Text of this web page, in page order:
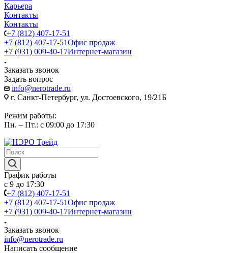
Карьера
Контакты
Контакты
+7 (812) 407-17-51
+7 (812) 407-17-51Офис продаж
+7 (931) 009-40-17Интернет-магазин
Заказать звонок
Задать вопрос
info@nerotrade.ru
г. Санкт-Петербург, ул. Достоевского, 19/21Б
Режим работы:
Пн. – Пт.: с 09:00 до 17:30
График работы
с 9 до 17:30
+7 (812) 407-17-51
+7 (812) 407-17-51Офис продаж
+7 (931) 009-40-17Интернет-магазин
Заказать звонок
info@nerotrade.ru
Написать сообщение